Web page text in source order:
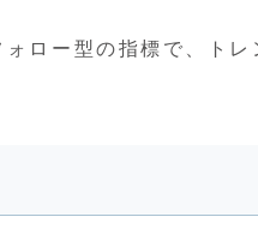
ロー型の指標で、ト